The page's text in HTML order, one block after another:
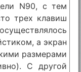
N90, с тем
трех клавиш
а экран
размерами
С другой